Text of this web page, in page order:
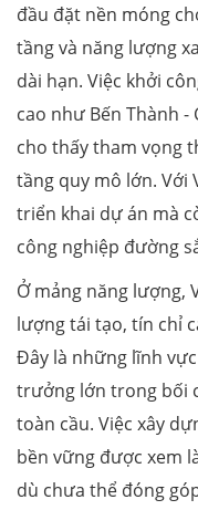
đầu đặt nền móng
tầng và năng lượng
dài hạn. Việc khởi
cao như Bến Thành -
cho thấy tham vọng
tầng quy mô lớn. Với
triển khai dự án mà
công nghiệp đường
Ở mảng năng lượng,
lượng tái tạo, tín chỉ
Đây là những lĩnh
trưởng lớn trong bối
toàn cầu. Việc xây
bền vững được xem
dù chưa thể đóng